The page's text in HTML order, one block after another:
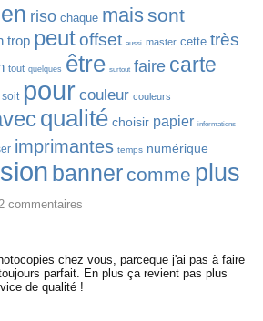
riso chaque maissont
trop peut offset aussi master cette très
tout quelques être surtout faire carte
soit pour couleur couleurs
qualité choisir papier informations
imprimantes temps numérique
banner comme plus
commentaires
chez vous, parceque j'ai pas à faire
parfait. En plus ça revient pas plus
de qualité !